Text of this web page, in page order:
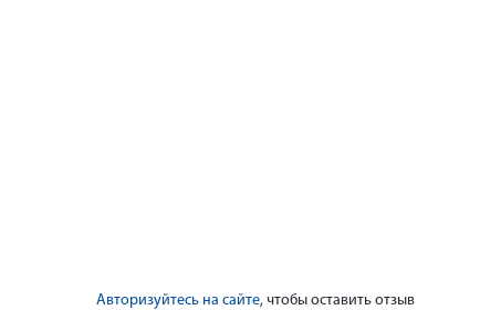
Авторизуйтесь на сайте, чтобы оставить отзыв